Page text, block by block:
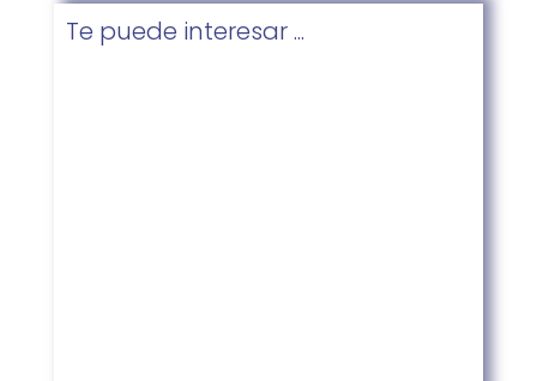
Te puede interesar ...